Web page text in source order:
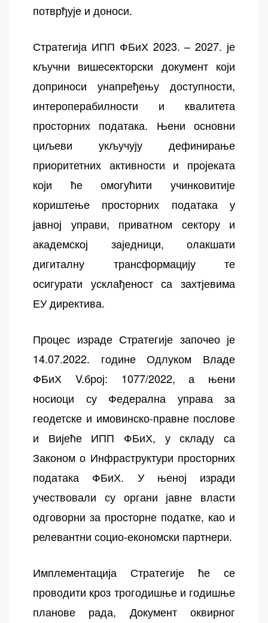
потврђује и доноси.
Стратегија ИПП ФБиХ 2023. – 2027. је
кључни вишесекторски документ који
доприноси унапређењу доступности,
интероперабилности и квалитета
просторних података. Њени основни
циљеви укључују дефинирање
приоритетних активности и пројеката
који ће омогућити учинковитије
кориштење просторних података у
јавној управи, приватном сектору и
академској заједници, олакшати
дигиталну трансформацију те
осигурати усклађеност са захтјевима
ЕУ директива.
Процес израде Стратегије започео је
14.07.2022. године Одлуком Владе
ФБиХ V.број: 1077/2022, а њени
носиоци су Федерална управа за
геодетске и имовинско-правне послове
и Вијеће ИПП ФБиХ, у складу са
Законом о Инфраструктури просторних
података ФБиХ. У њеној изради
учествовали су органи јавне власти
одговорни за просторне податке, као и
релевантни социо-економски партнери.
Имплементација Стратегије ће се
проводити кроз трогодишње и годишње
планове рада, Документ оквирног